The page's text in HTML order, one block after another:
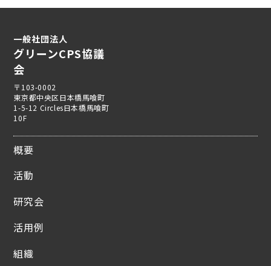
一般社団法人
グリーンCPS協議
会
〒103-0002
東京都中央区日本橋馬喰町
1-5-12 Circles日本橋馬喰町
10F
概要
活動
研究会
活用例
組織